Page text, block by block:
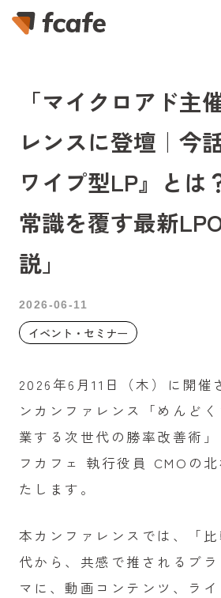
「マイクロアド主
レンスに登壇｜今
ワイプ型LP』とは
常識を覆す最新
説」
2026-06-11
イベント・セミナー
2026年6月11日（木）に開催
ンカンファレンス「めんど
業する次世代の勝率改善術
フカフェ 執行役員 CMOの
たします。
本カンファレンスでは、「
代から、共感で推されるブ
マに、動画コンテンツ、ライ